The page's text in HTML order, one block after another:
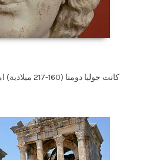
كانت جوليا